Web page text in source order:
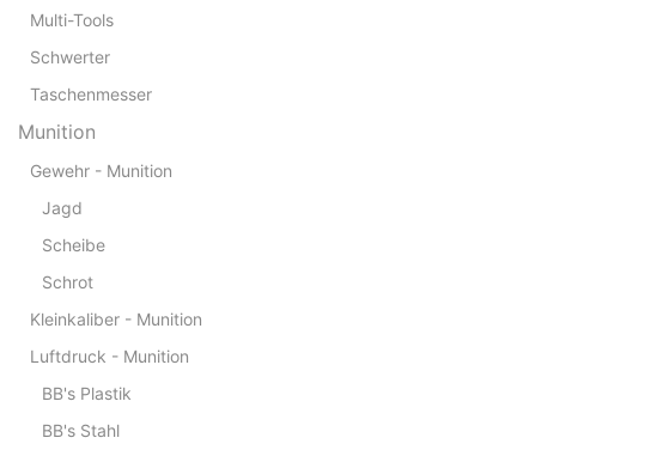
Multi-Tools
Schwerter
Taschenmesser
Munition
Gewehr - Munition
Jagd
Scheibe
Schrot
Kleinkaliber - Munition
Luftdruck - Munition
BB's Plastik
BB's Stahl